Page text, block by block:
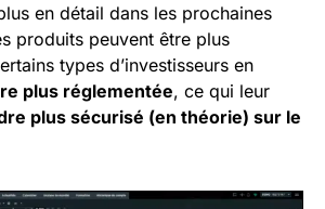
en détail dans les prochaines
produits peuvent être plus
types d’investisseurs en
plus réglementée, ce qui leur
plus sécurisé (en théorie) sur le